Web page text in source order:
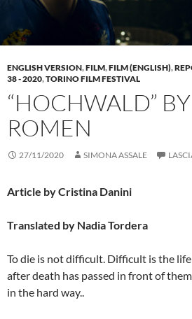
ENGLISH VERSION,FILM,FILM (ENGLISH),
38 - 2020,TORINO FILM FESTIVAL
“HOCHWALD”
ROMEN
27/11/2020 SIMONA ASSALE
Article by Cristina Danini
Translated by Nadia Tordera
To die is not difficult. Difficult is the
after death has passed in front of
in the hard way..